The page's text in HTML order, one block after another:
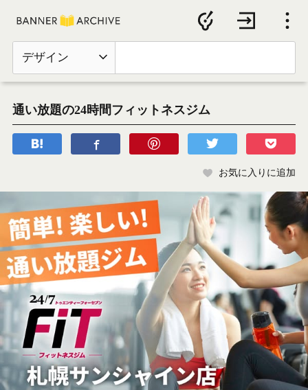
デザイン
通い放題の24時間フィットネスジム
お気に入りに追加